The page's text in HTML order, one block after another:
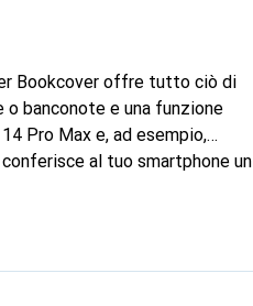
Bookcover offre tutto ciò di
banconote e una funzione
Pro Max e, ad esempio,
al tuo smartphone un
sono anch'esse